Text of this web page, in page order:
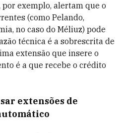
por exemplo, alertam que o
(como Pelando,
no caso do Méliuz) pode
técnica é a sobrescrita de
extensão que insere o
é a que recebe o crédito
extensões de